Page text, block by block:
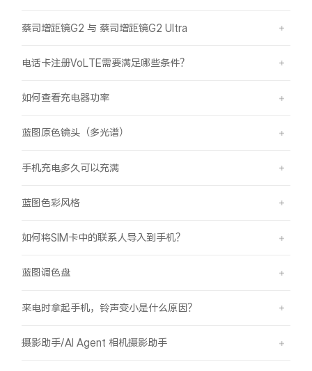
蔡司增距镜G2 与 蔡司增距镜G2 Ultra
电话卡注册VoLTE需要满足哪些条件？
如何查看充电器功率
蓝图原色镜头（多光谱）
手机充电多久可以充满
蓝图色彩风格
如何将SIM卡中的联系人导入到手机？
蓝图调色盘
来电时拿起手机，铃声变小是什么原因？
摄影助手/AI Agent 相机摄影助手